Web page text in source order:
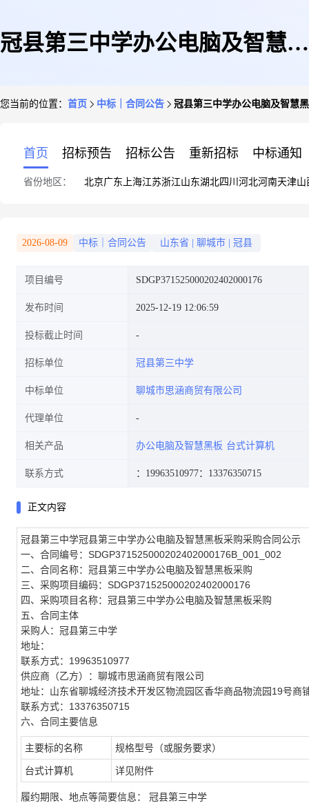
冠县第三中学办公电脑及智慧黑
您当前的位置： 首页 中标｜合同公告 冠县第三中学办公电脑及智慧
首页 招标预告 招标公告 重新招标 中标通知
省份地区： 北京广东 上海江苏浙江山东湖北四川 河北河南天津山
2026-08-09 中标｜合同公告 山东省 聊城市 冠县
项目编号 SDGP371525000202402000176
发布时间 2025-12-19 12:06:59
投标截止时间
招标单位 冠县第三中学
中标单位 聊城市思涵商贸有限公司
代理单位
相关产品 办公电脑及智慧黑板 台式计算机
联系方式 ：19963510977：13376350715
正文内容
冠县第三中学冠县第三中学办公电脑及智慧黑板采购采购合同公示
一、合同编号：SDGP371525000202402000176B_001_002
二、合同名称：冠县第三中学办公电脑及智慧黑板采购
三、采购项目编码：SDGP371525000202402000176
四、采购项目名称：冠县第三中学办公电脑及智慧黑板采购
五、合同主体
采购人：冠县第三中学
地址：
联系方式：19963510977
供应商（乙方）：聊城市思涵商贸有限公司
地址：山东省聊城经济技术开发区物流园区香华商品物流园19号商
联系方式：13376350715
六、合同主要信息
主要标的名称 规格型号（或服务要求）
台式计算机 详见附件
履约期限、地点等简要信息： 冠县第三中学